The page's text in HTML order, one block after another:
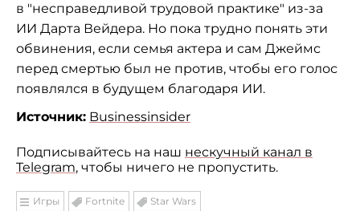
в "несправедливой трудовой практике" из-за
ИИ Дарта Вейдера. Но пока трудно понять эти
обвинения, если семья актера и сам Джеймс
перед смертью был не против, чтобы его голос
появлялся в будущем благодаря ИИ.
Источник: Businessinsider
Подписывайтесь на наш нескучный канал в
Telegram, чтобы ничего не пропустить.
Игры Fortnite Star Wars